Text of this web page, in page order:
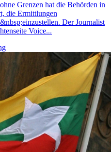
Grenzen hat die Behörden in
die Ermittlungen
Der Journalist
Voice...